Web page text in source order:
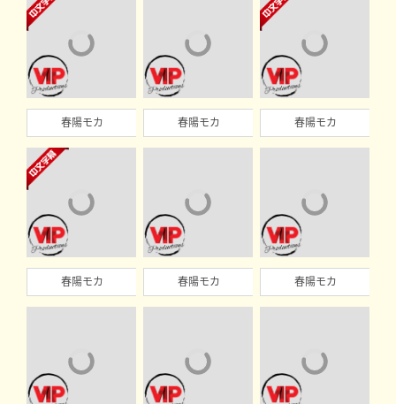
春陽モカ 春陽モカ 春陽モカ
春陽モカ 春陽モカ 春陽モカ